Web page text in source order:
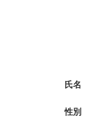
氏名
性別